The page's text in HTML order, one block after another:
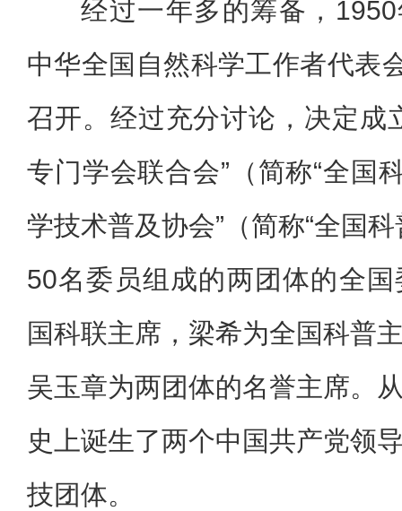
经过一年多的筹备，
中华全国自然科学工作者代表
召开。经过充分讨论，决定成
专门学会联合会”（简称“全国
学技术普及协会”（简称“全国
50名委员组成的两团体的全
国科联主席，梁希为全国科普
吴玉章为两团体的名誉主席。
史上诞生了两个中国共产党领
技团体。